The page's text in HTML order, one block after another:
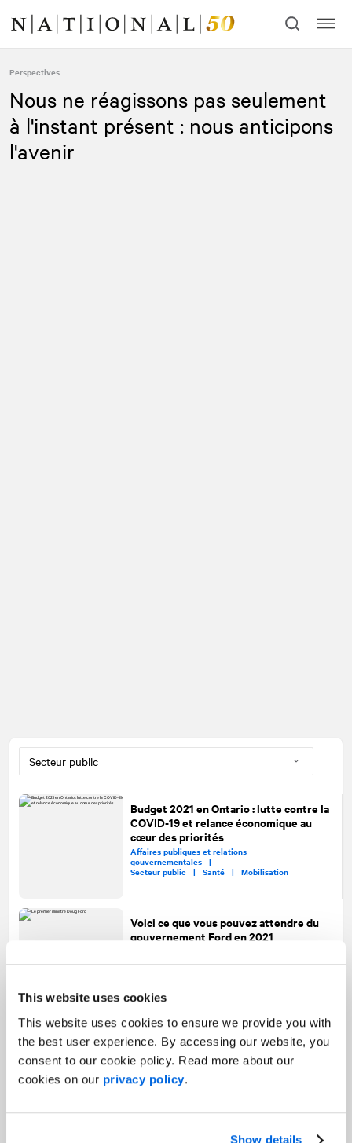
This website uses cookies
This website uses cookies to ensure we provide you with
the best user experience. By accessing our website, you
consent to our cookie policy. Read more about our
cookies on our privacy policy.
Show details
contenu
navigation
Perspectives
Nous ne réagissons pas seulement
à l'instant présent : nous anticipons
l'avenir
Budget 2021 en Ontario : lutte contre la
COVID-19 et relance économique au
cœur des priorités
Affaires publiques et relations
gouvernementales |
Secteur public | Santé | Mobilisation
Voici ce que vous pouvez attendre du
gouvernement Ford en 2021
gouvernementales |
Municipalités : communiquer au-delà
des approches conventionnelles
Secteur public |Relations avec les médias |
Communication numérique